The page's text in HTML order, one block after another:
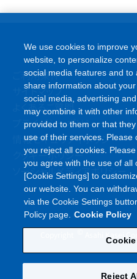
ご利用条件
サイトマップ
よくあるご質問
プライバシーポリシー
情報セキュリティポリシー
クッキーポリシー
ソーシャルメディアポリシー
©
We use cookies to improve
website, to personalize
social media features and to
share information about
social media, advertising
may combine it with other
provided to them or that
use of their services. Please
you reject all cookies.
you agree with the use of all
[Cookie Settings] to
our website. You can
via the Cookie Settings
Policy page. Cookie Policy
Reject